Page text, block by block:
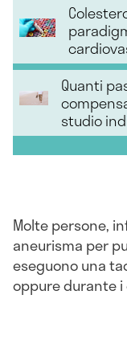
Quanti
studio
Molte persone,
aneurisma per
eseguono una
oppure durante